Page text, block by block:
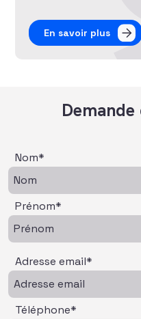
En savoir plus
Nom*
Prénom*
Adresse email*
Téléphone*